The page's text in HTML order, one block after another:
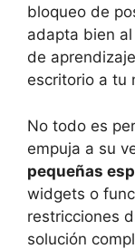
bloqueo de
adapta bien
de
escritorio a tu
No todo es
empuja a su
pequeñas
widgets o
restricciones
solución